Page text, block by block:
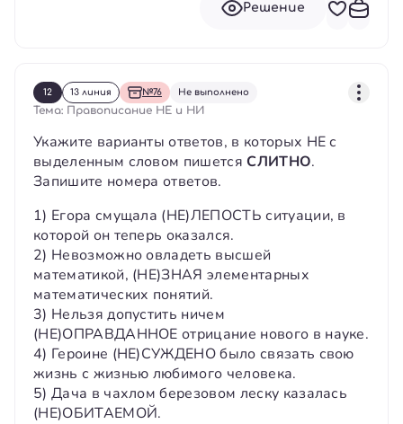
Решение
12 13 линия №76 Не выполнено
Тема: Правописание НЕ и НИ
Укажите варианты ответов, в которых НЕ с
выделенным словом пишетсяСЛИТНО.
Запишите номера ответов.
1) Егора смущала (НЕ)ЛЕПОСТЬ ситуации, в
которой он теперь оказался.
2) Невозможно овладеть высшей
математикой, (НЕ)ЗНАЯ элементарных
математических понятий.
3) Нельзя допустить ничем
(НЕ)ОПРАВДАННОЕ отрицание нового в науке.
4) Героине (НЕ)СУЖДЕНО было связать свою
жизнь с жизнью любимого человека.
5) Дача в чахлом березовом леску казалась
(НЕ)ОБИТАЕМОЙ.